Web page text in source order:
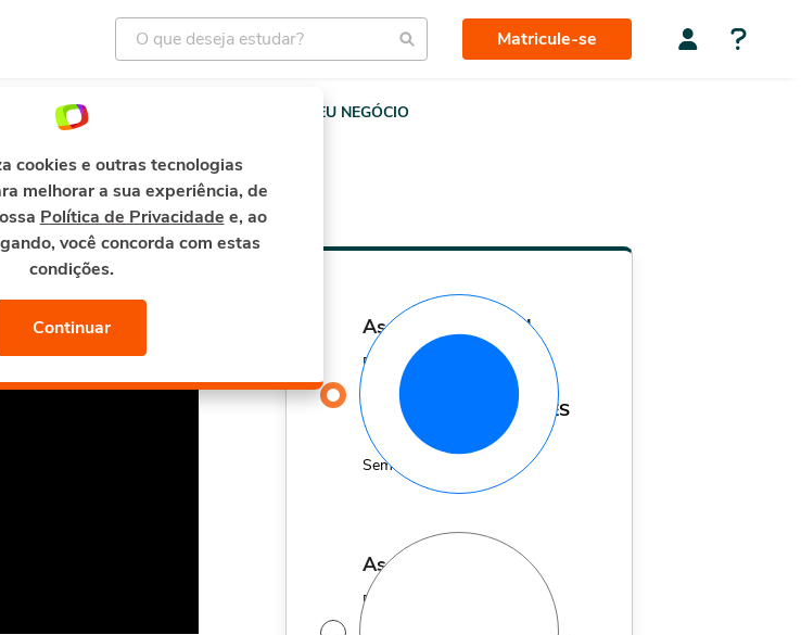
Matricule-se
E-MAIL E SEGURANÇA TERRA MEU NEGÓCIO
assinatura mensal
Por apenas
R$ 29,90 MÊS
Sem fidelidade
assinatura anual
Por apenas 12x de
cookies e outras tecnologias
melhorar a sua experiência, de
Política de Privacidade e, ao
você concorda com estas
condições.
Continuar